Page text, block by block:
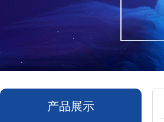
产品展示